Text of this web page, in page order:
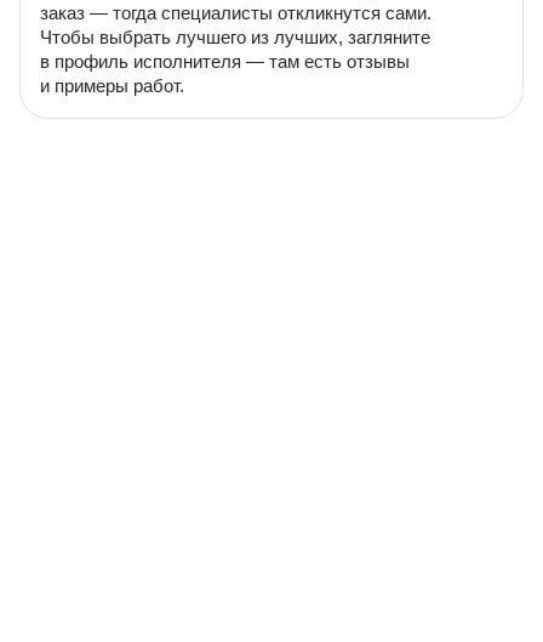
заказ — тогда специалисты откликнутся сами.
Чтобы выбрать лучшего из лучших, загляните
в профиль исполнителя — там есть отзывы
и примеры работ.